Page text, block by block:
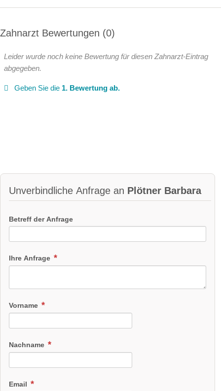
Zahnarzt Bewertungen 0
Leider wurde noch keine Bewertung für diesen Zahnarzt-Eintrag
abgegeben.
Geben Sie die 1. Bewertung ab.
Unverbindliche Anfrage an Plötner Barbara
Betreff der Anfrage
Ihre Anfrage
Vorname
Nachname
Email